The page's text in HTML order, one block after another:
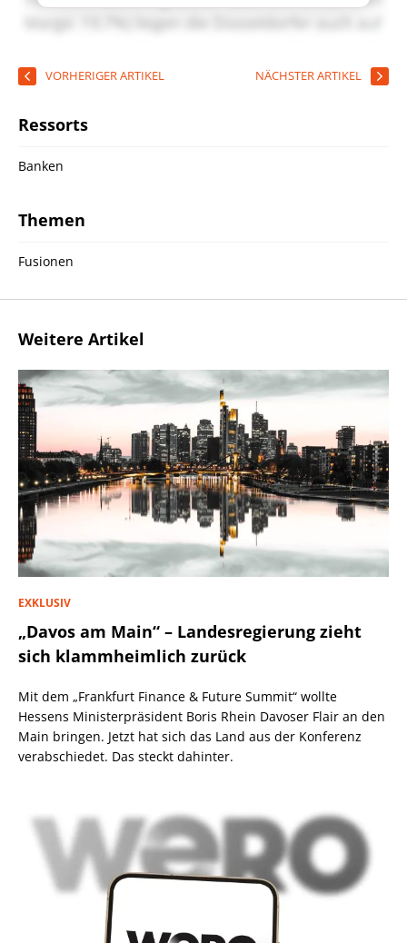
VORHERIGER ARTIKEL NÄCHSTER ARTIKEL
Ressorts
Banken
Themen
Fusionen
Weitere Artikel
EXKLUSIV
„Davos am Main“ – Landesregierung zieht
sich klammheimlich zurück
Mit dem „Frankfurt Finance & Future Summit“ wollte
Hessens Ministerpräsident Boris Rhein Davoser Flair an den
Main bringen. Jetzt hat sich das Land aus der Konferenz
verabschiedet. Das steckt dahinter.